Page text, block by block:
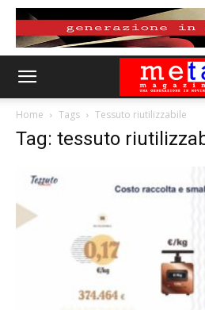
Home Tags Tessuto riutilizzabile
Tag: tessuto